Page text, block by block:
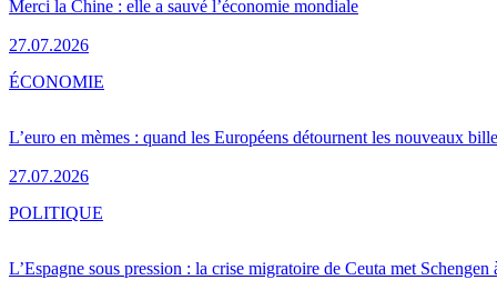
Merci la Chine : elle a sauvé l’économie mondiale
27.07.2026
L’euro en mèmes : quand les Européens détournent les nouveaux
27.07.2026
ÉCONOMIE
L’Espagne sous pression : la crise migratoire de Ceuta met Schengen
POLITIQUE